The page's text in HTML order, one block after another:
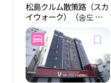
松島クルム散策路（スカ
イウォーク）（송도 구
름산책로（스카이워
크））